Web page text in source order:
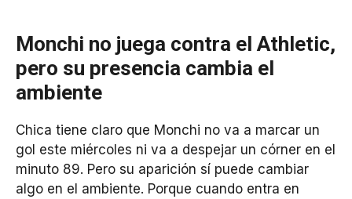
Monchi no juega contra el Athletic,
pero su presencia cambia el
ambiente
Chica tiene claro que Monchi no va a marcar un
gol este miércoles ni va a despejar un córner en el
minuto 89. Pero su aparición sí puede cambiar
algo en el ambiente. Porque cuando entra en